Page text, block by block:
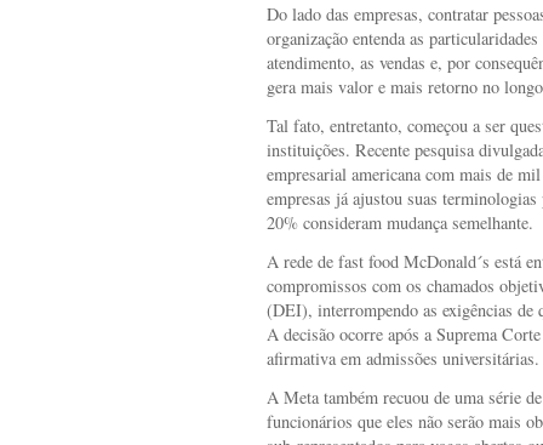
Do lado das empresas, contratar
organização entenda as
atendimento, as vendas e, por
gera mais valor e mais retorno no
Tal fato, entretanto, começou a ser
instituições. Recente pesquisa
empresarial americana com mais de
empresas já ajustou suas
20% consideram mudança semelhante.
A rede de fast food McDonald´s está
compromissos com os chamados
(DEI), interrompendo as exigências de
A decisão ocorre após a Suprema
afirmativa em admissões universitárias.
A Meta também recuou de uma série
funcionários que eles não serão mais